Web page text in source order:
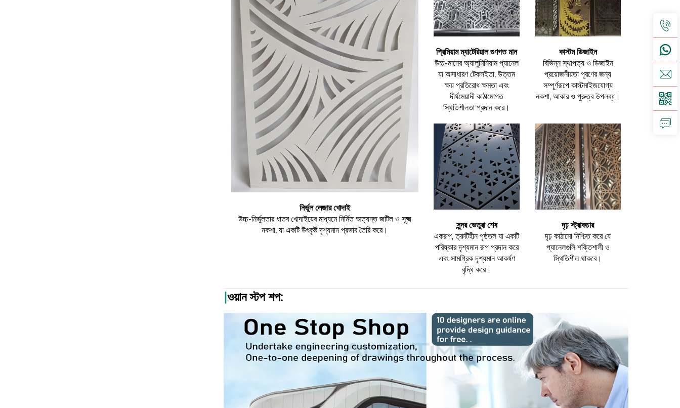
নির্ভুল লেজার খোদাই
উচ্চ-নির্ভুলতার ধাতব খোদাইয়ের মাধ্যমে নির্মিত অত্যন্ত জটিল ও সূক্ষ্ম
নকশা, যা একটি উৎকৃষ্ট দৃশ্যমান প্রভাব তৈরি করে।
প্রিমিয়াম ম্যাটেরিয়াল গুণগত মান
উচ্চ-মানের অ্যালুমিনিয়াম প্যানেল
যা অসাধারণ টেকসইতা, উত্তম
ক্ষয় প্রতিরোধ ক্ষমতা এবং
দীর্ঘমেয়াদী কাঠামোগত
স্থিতিশীলতা প্রদান করে।
কাস্টম ডিজাইন
বিভিন্ন স্থাপত্য ও ডিজাইন
প্রয়োজনীয়তা পূরণের জন্য
সম্পূর্ণরূপে কাস্টমাইজযোগ্য
নকশা, আকার ও পুরুত্ব উপলব্ধ।
সুন্দর ভেতুরা শেষ
একরূপ, ত্রুটিহীন পৃষ্ঠতল যা একটি
পরিষ্কার দৃশ্যমান রূপ প্রদান করে
এবং সামগ্রিক দৃশ্যমান আকর্ষণ
বৃদ্ধি করে।
দৃঢ় স্ট্রাকচার
দৃঢ় কাঠামো নিশ্চিত করে যে
প্যানেলগুলি শক্তিশালী ও
স্থিতিশীল থাকবে।
|ওয়ান স্টপ শপ: